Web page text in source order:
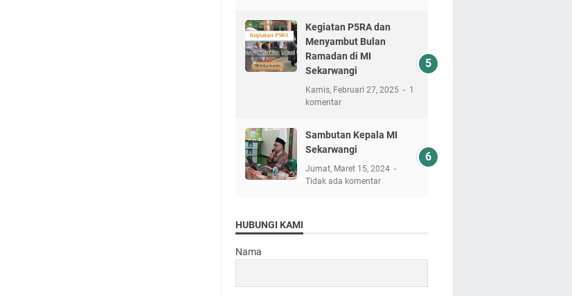
Kegiatan P5RA dan
Menyambut Bulan
Ramadan di MI
Sekarwangi
Kamis, Februari 27, 2025
1
komentar
Sambutan Kepala MI
Sekarwangi
Jumat, Maret 15, 2024
Tidak ada komentar
HUBUNGI KAMI
Nama